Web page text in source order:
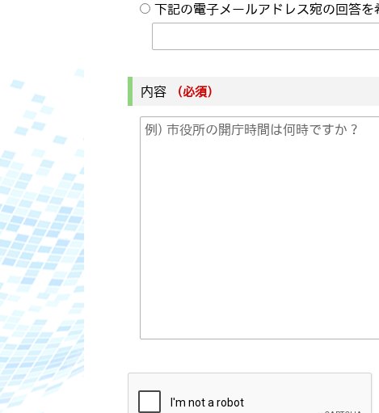
下記の電子メールアドレス宛の回答
内容 （必須）